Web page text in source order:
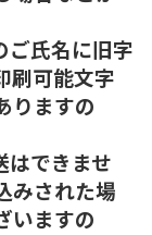
ご氏名に旧字
刷可能文字
りますの
はできませ
みされた場
いますの